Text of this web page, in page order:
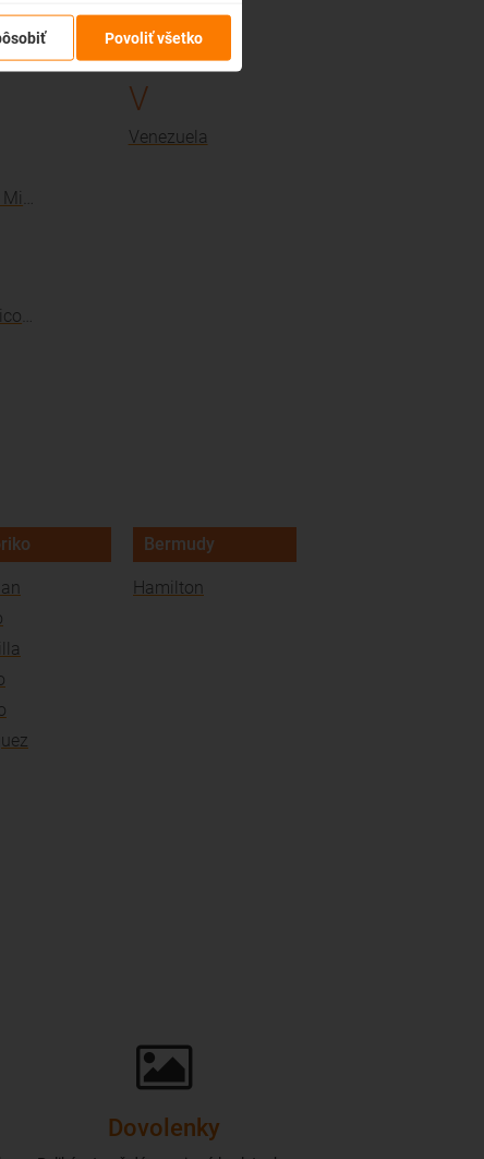
St. Pierre and Miquelon
Turks and Caicos Islands
U
Uruguaj
V
Venezuela
Bermudy
Hamilton
Dovolenky
Povoliť všetko